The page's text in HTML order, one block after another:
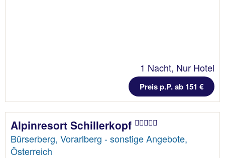
1 Nacht, Nur Hotel
Preis p.P. ab 151 €
Alpinresort Schillerkopf
Bürserberg, Vorarlberg - sonstige Angebote,
Österreich